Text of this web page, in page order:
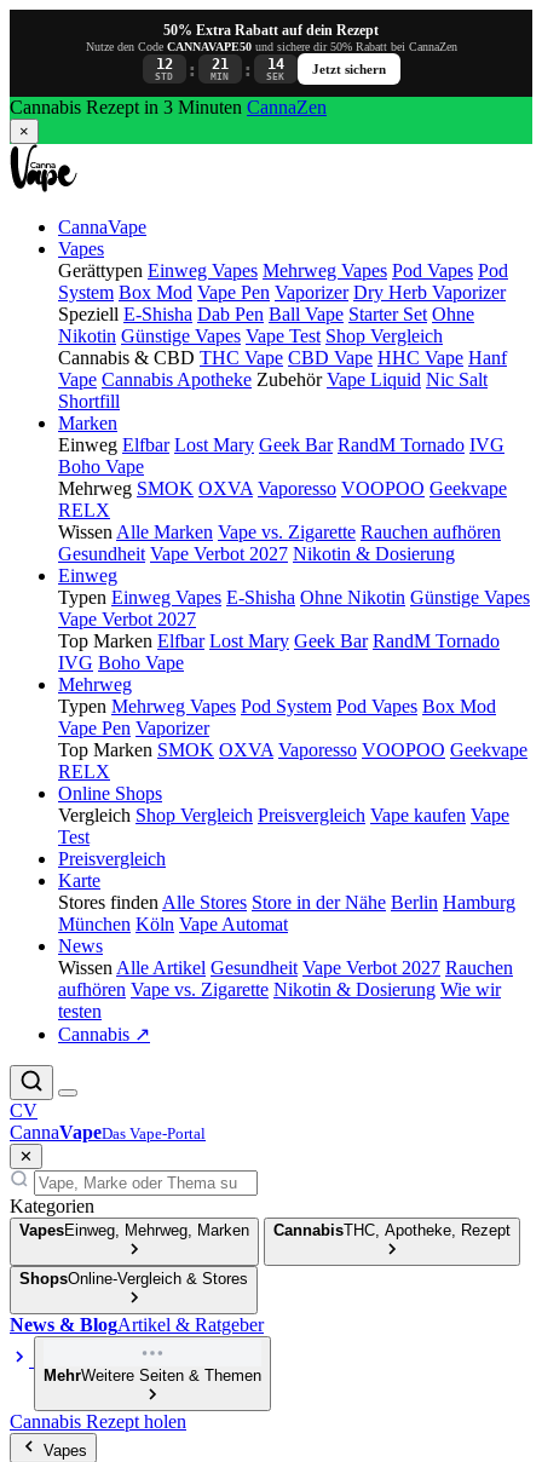
50% Extra Rabatt auf dein Rezept
Nutze den Code CANNAVAPE50und sichere dir 50% Rabatt bei CannaZen
12
STD : 21
MIN : 13
SEK
Jetzt sichern
Cannabis Rezept in 3 Minuten CannaZen
×
CannaVape
Vapes
Gerättypen Einweg Vapes Mehrweg Vapes Pod Vapes Pod
System Box Mod Vape Pen Vaporizer Dry Herb Vaporizer
Speziell E-Shisha Dab Pen Ball Vape Starter Set Ohne
Nikotin Günstige Vapes Vape Test Shop Vergleich
Cannabis & CBD THC Vape CBD Vape HHC Vape Hanf
Vape Cannabis Apotheke Zubehör Vape Liquid Nic Salt
Shortfill
Marken
Einweg Elfbar Lost Mary Geek Bar RandM Tornado IVG
Boho Vape
Mehrweg SMOK OXVA Vaporesso VOOPOO Geekvape
RELX
Wissen Alle Marken Vape vs. Zigarette Rauchen aufhören
Gesundheit Vape Verbot 2027 Nikotin & Dosierung
Einweg
Typen Einweg Vapes E-Shisha Ohne Nikotin Günstige Vapes
Vape Verbot 2027
Top Marken Elfbar Lost Mary Geek Bar RandM Tornado
IVG Boho Vape
Mehrweg
Typen Mehrweg Vapes Pod System Pod Vapes Box Mod
Vape Pen Vaporizer
Top Marken SMOK OXVA Vaporesso VOOPOO Geekvape
RELX
Online Shops
Vergleich Shop Vergleich Preisvergleich Vape kaufen Vape
Test
Preisvergleich
Karte
Stores finden Alle Stores Store in der Nähe Berlin Hamburg
München Köln Vape Automat
News
Wissen Alle Artikel Gesundheit Vape Verbot 2027 Rauchen
aufhören Vape vs. Zigarette Nikotin & Dosierung Wie wir
testen
Cannabis ↗
CV
CannaVapeDas Vape-Portal
✕
Kategorien
VapesEinweg, Mehrweg, Marken CannabisTHC, Apotheke, Rezept
ShopsOnline-Vergleich & Stores
News & BlogArtikel & Ratgeber
MehrWeitere Seiten & Themen
Cannabis Rezept holen
Vapes